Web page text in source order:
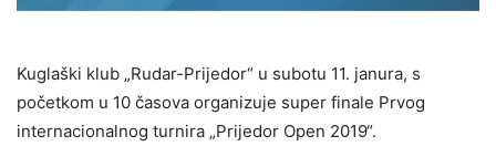
Kuglaški klub „Rudar-Prijedor“ u subotu 11. janura, s
početkom u 10 časova organizuje super finale Prvog
internacionalnog turnira „Prijedor Open 2019“.